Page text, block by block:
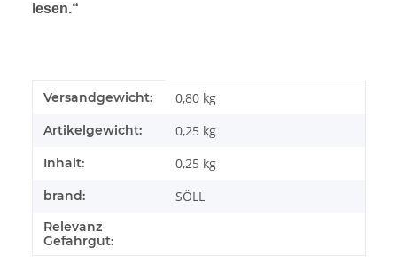
lesen.“
Produkteigenschaft
Wert
Versandgewicht: 0,80 kg
Artikelgewicht: 0,25 kg
Inhalt: 0,25 kg
brand: SÖLL
Relevanz
Gefahrgut: